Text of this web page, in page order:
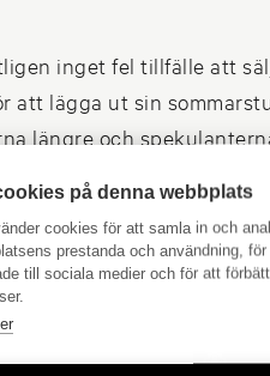
inget fel tillfälle att
att lägga ut sin
längre och
underverk för
marknaden noggrant
din stugas läge, skick
på denna webbplats
cookies för att samla in och
prestanda och användning,
till sociala medier och för att